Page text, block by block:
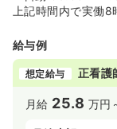
上記時間内で実働8
給与例
想定給与 正看護
月給 25.8 万円